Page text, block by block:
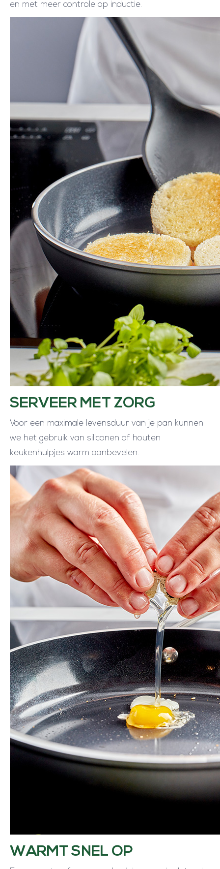
en met meer controle op inductie.
SERVEER MET ZORG
Voor een maximale levensduur van je pan kunnen
we het gebruik van siliconen of houten
keukenhulpjes warm aanbevelen.
WARMT SNEL OP